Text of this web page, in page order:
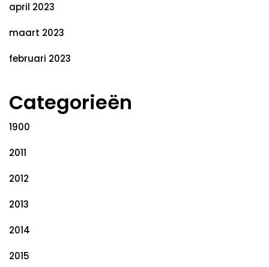
april 2023
maart 2023
februari 2023
Categorieën
1900
2011
2012
2013
2014
2015